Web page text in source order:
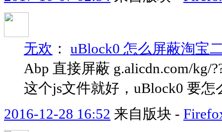
无欢 ： uBlock0 怎么屏蔽淘宝
Abp 直接屏蔽 g.alicdn.com/kg/
这个js文件就好，uBlock0 要
2016-12-28 16:52 来自版块 -